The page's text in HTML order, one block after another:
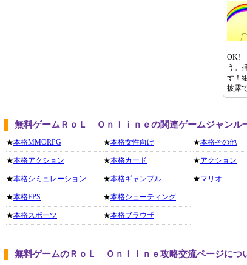
OK!
う。
す！
披露
無料ゲームＲｏＬ Ｏｎｌｉｎｅの関連ゲームジャンル
★本格MMORPG
★本格アクション
★本格シミュレーション
★本格FPS
★本格スポーツ
★本格女性向け
★本格カード
★本格ギャンブル
★本格シューティング
★本格ブラウザ
★本格その他
★アクション
★マリオ
無料ゲームのＲｏＬ Ｏｎｌｉｎｅ攻略交流ページにつ